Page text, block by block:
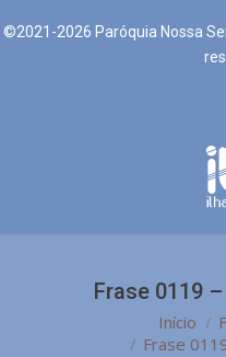
Frase 0119
Início
Frase
©2021-2026 Paróquia Nossa